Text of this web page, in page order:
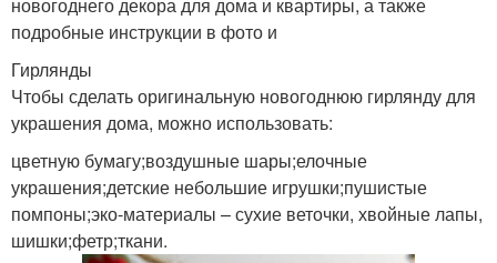
новогоднего декора для дома и квартиры, а также
подробные инструкции в фото и
Гирлянды
Чтобы сделать оригинальную новогоднюю гирлянду для
украшения дома, можно использовать:
цветную бумагу;воздушные шары;елочные
украшения;детские небольшие игрушки;пушистые
помпоны;эко-материалы – сухие веточки, хвойные лапы,
шишки;фетр;ткани.